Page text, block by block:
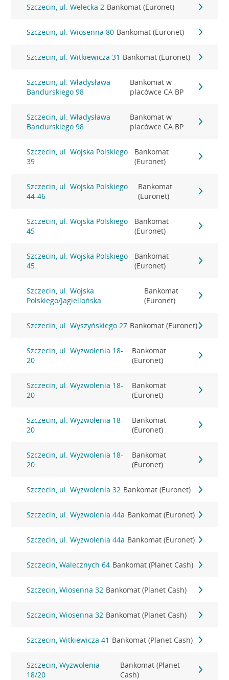
Szczecin, ul. Welecka 2 Bankomat (Euronet)
Szczecin, ul. Wiosenna 80 Bankomat (Euronet)
Szczecin, ul. Witkiewicza 31 Bankomat (Euronet)
Szczecin, ul. Władysława
Bandurskiego 98
Bankomat w
placówce CA BP
Szczecin, ul. Władysława
Bandurskiego 98
Bankomat w
placówce CA BP
Szczecin, ul. Wojska Polskiego
39
Bankomat
(Euronet)
Szczecin, ul. Wojska Polskiego
44-46
Bankomat
(Euronet)
Szczecin, ul. Wojska Polskiego
45
Bankomat
(Euronet)
Szczecin, ul. Wojska Polskiego
45
Bankomat
(Euronet)
Szczecin, ul. Wojska
Polskiego/Jagiellońska
Bankomat
(Euronet)
Szczecin, ul. Wyszyńskiego 27 Bankomat (Euronet)
Szczecin, ul. Wyzwolenia 18-
20
Bankomat
(Euronet)
Szczecin, ul. Wyzwolenia 18-
20
Bankomat
(Euronet)
Szczecin, ul. Wyzwolenia 18-
20
Bankomat
(Euronet)
Szczecin, ul. Wyzwolenia 18-
20
Bankomat
(Euronet)
Szczecin, ul. Wyzwolenia 32 Bankomat (Euronet)
Szczecin, ul. Wyzwolenia 44a Bankomat (Euronet)
Szczecin, ul. Wyzwolenia 44a Bankomat (Euronet)
Szczecin, Walecznych 64 Bankomat (Planet Cash)
Szczecin, Wiosenna 32 Bankomat (Planet Cash)
Szczecin, Wiosenna 32 Bankomat (Planet Cash)
Szczecin, Witkiewicza 41 Bankomat (Planet Cash)
Szczecin, Wyzwolenia
18/20
Bankomat (Planet
Cash)